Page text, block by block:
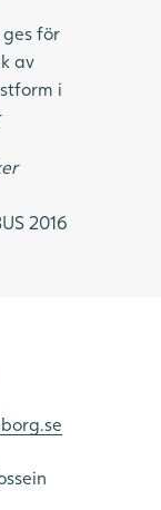
för
av
i
2016